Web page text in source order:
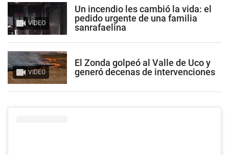
VIDEO
Un incendio les cambió la vida: el
pedido urgente de una familia
sanrafaelina
VIDEO
El Zonda golpeó al Valle de Uco y
generó decenas de intervenciones